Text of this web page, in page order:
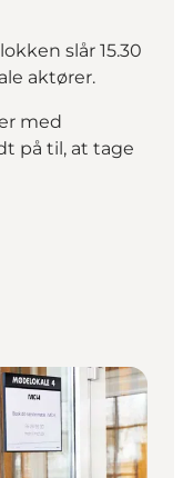
slår 15.30
aktører.
med
på til, at tage